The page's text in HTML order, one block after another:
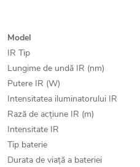
Model
IR Tip
Lungime de undă IR (nm)
Putere IR (W)
Intensitatea iluminatorului IR
Rază de acțiune IR (m)
Intensitate IR
Tip baterie
Durata de viață a bateriei